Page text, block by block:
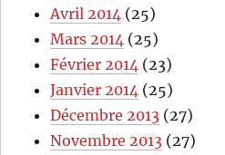
Avril 2014 (25)
Mars 2014 (25)
Février 2014 (23)
Janvier 2014 (25)
Décembre 2013 (27)
Novembre 2013 (27)